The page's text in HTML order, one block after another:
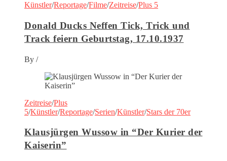
Künstler/Reportage/Filme/Zeitreise/Plus 5
Donald Ducks Neffen Tick, Trick und
Track feiern Geburtstag, 17.10.1937
By /
Zeitreise/Plus
5/Künstler/Reportage/Serien/Künstler/Stars der 70er
Klausjürgen Wussow in “Der Kurier der
Kaiserin”